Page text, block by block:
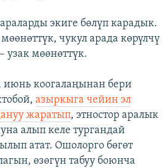
экиге бөлүп карадык.
чукул арада көрүлчү
узак мөөнөттүк.
коогалаңынан бери
азыркыга чейин эл
жаратып, этностор аралык
алып келе тургандай
атат. Ошолорго бөгөт
өзөгүн табуу боюнча